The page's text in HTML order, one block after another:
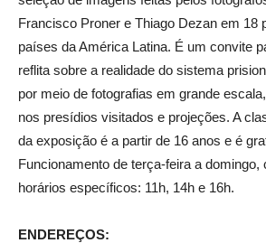
Francisco Proner e Thiago Dezan em 18
países da América Latina. É um convite
reflita sobre a realidade do sistema
por meio de fotografias em grande
nos presídios visitados e projeções. A
da exposição é a partir de 16 anos e é
Funcionamento de terça-feira a
horários específicos: 11h, 14h e 16h.
ENDEREÇOS: